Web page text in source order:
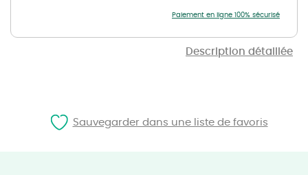
Description détaillée
Paiement en ligne 100% sécurisé
Sauvegarder dans une liste de favoris